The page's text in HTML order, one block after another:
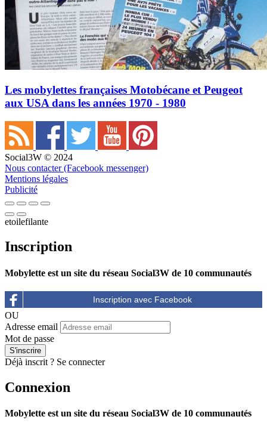
Les mobylettes françaises Motobécane et Peugeot
aux USA dans les années 1970 - 1980
Social3W © 2024
Nous contacter (Facebook messenger)
Mentions légales
Publicité
etoilefilante
Inscription
Mobylette est un site du réseau Social3W de 10 communautés
OU
Adresse email
Mot de passe
Déjà inscrit ? Se connecter
Connexion
Mobylette est un site du réseau Social3W de 10 communautés